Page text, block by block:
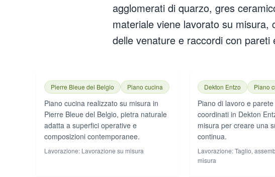
agglomerati di quarzo, gres
materiale viene lavorato su
delle venature e raccordi con pareti
Pierre Bleue del Belgio Piano cucina
Piano cucina realizzato su misura in
Pierre Bleue del Belgio, pietra naturale
adatta a superfici operative e
composizioni contemporanee.
Lavorazione: Lavorazione su misura
Dekton Entzo Piano
Piano di lavoro e
coordinati in Dekton
misura per creare una
continua.
Lavorazione:Taglio,
misura